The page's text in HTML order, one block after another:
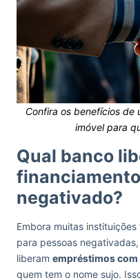
Confira os benefícios de
imóvel para
Qual banco
negativado?
Embora muitas
para pessoas
liberam empréstimos
quem tem o nome sujo.